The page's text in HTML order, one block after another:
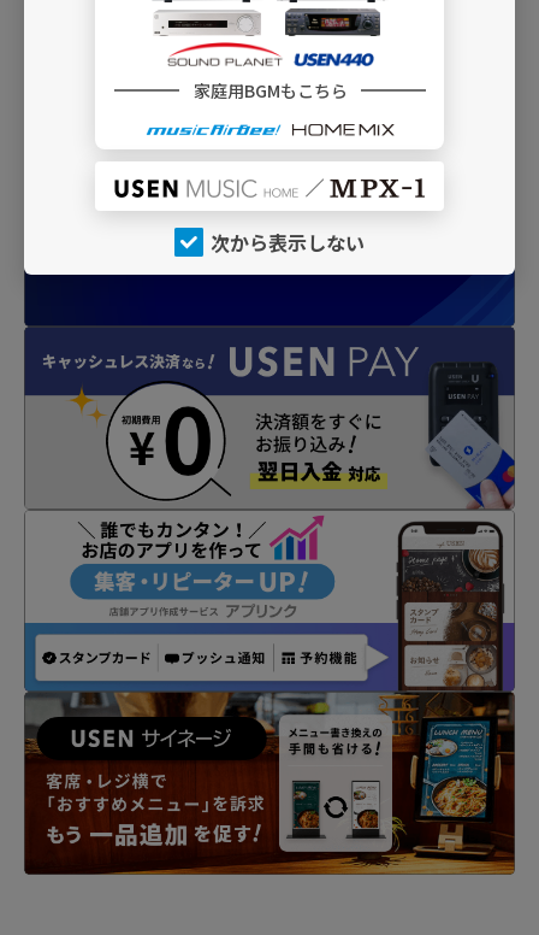
家庭用BGMもこちら
次から表示しない